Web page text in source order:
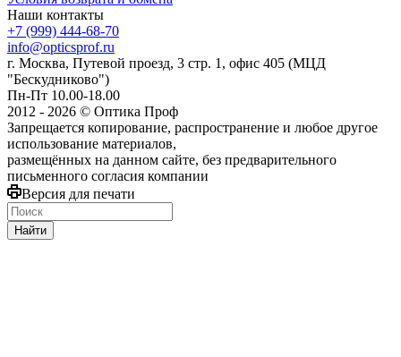
Наши контакты
+7 (999) 444-68-70
info@opticsprof.ru
г. Москва, Путевой проезд, 3 стр. 1, офис 405 (МЦД
"Бескудниково")
Пн-Пт 10.00-18.00
2012 - 2026 © Оптика Проф
Запрещается копирование, распространение и любое другое
использование материалов,
размещённых на данном сайте, без предварительного
письменного согласия компании
Версия для печати
Найти